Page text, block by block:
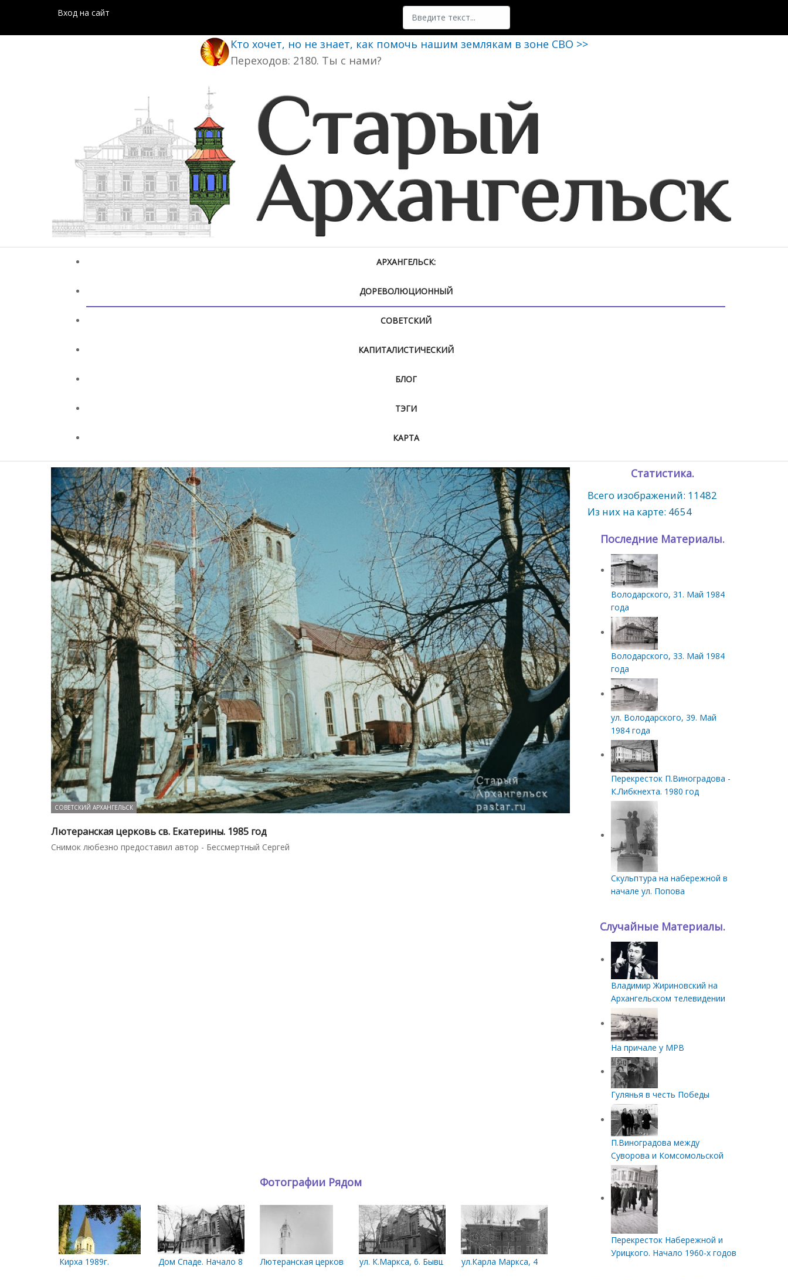
Вход на сайт Поиск
Кто хочет, но не знает, как помочь нашим землякам в зоне СВО >>
Переходов: 2180. Ты с нами?
АРХАНГЕЛЬСК:
ДОРЕВОЛЮЦИОННЫЙ
СОВЕТСКИЙ
КАПИТАЛИСТИЧЕСКИЙ
БЛОГ
ТЭГИ
КАРТА
СОВЕТСКИЙ АРХАНГЕЛЬСК
Лютеранская церковь св. Екатерины. 1985 год
Снимок любезно предоставил автор - Бессмертный Сергей
Фотографии Рядом
Кирха 1989г. Дом Спаде. Начало 80-х Лютеранская церковь. Фото 1890-х гул. К.Маркса, 6. Бывший дом Спаде. Конец 1970-х годов
ул.Карла Маркса, 4
Статистика.
Всего изображений: 11482
Из них на карте: 4654
Последние Материалы.
Володарского, 31. Май 1984
года
Володарского, 33. Май 1984
года
ул. Володарского, 39. Май
1984 года
Перекресток П.Виноградова -
К.Либкнехта. 1980 год
Скульптура на набережной в
начале ул. Попова
Случайные Материалы.
Владимир Жириновский на
Архангельском телевидении
На причале у МРВ
Гулянья в честь Победы
П.Виноградова между
Суворова и Комсомольской
Перекресток Набережной и
Урицкого. Начало 1960-х годов